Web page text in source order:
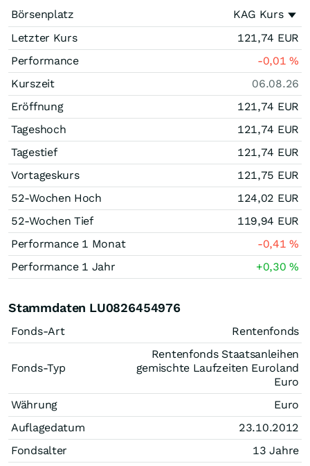
Börsenplatz
KAG Kurs
Letzter Kurs
121,74 EUR
Performance
-0,01%
Kurszeit
06.08.26
Eröffnung
121,74 EUR
Tageshoch
121,74 EUR
Tagestief
121,74 EUR
Vortageskurs
121,75 EUR
52-Wochen Hoch
124,02 EUR
52-Wochen Tief
119,94 EUR
Performance 1 Monat
-0,41%
Performance 1 Jahr
+0,30%
Stammdaten LU0826454976
Fonds-Art Rentenfonds
Fonds-Typ
Rentenfonds Staatsanleihen
gemischte Laufzeiten Euroland
Euro
Währung
Euro
Auflagedatum
23.10.2012
Fondsalter
13 Jahre